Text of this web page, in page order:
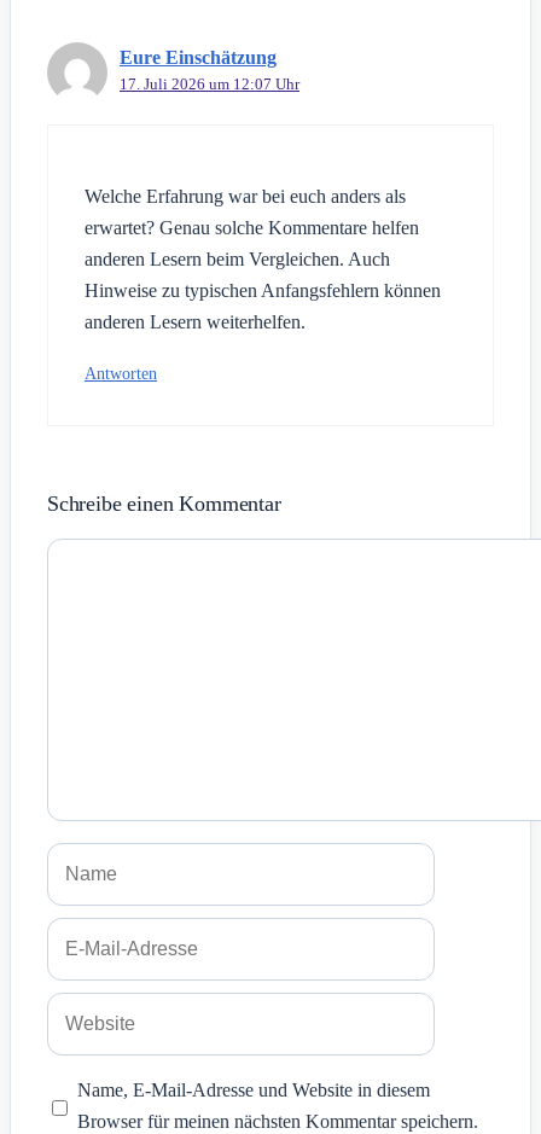
Eure Einschätzung
17. Juli 2026 um 12:07 Uhr
Welche Erfahrung war bei euch anders als
erwartet? Genau solche Kommentare helfen
anderen Lesern beim Vergleichen. Auch
Hinweise zu typischen Anfangsfehlern können
anderen Lesern weiterhelfen.
Antworten
Schreibe einen Kommentar
Kommentar
Name
E-
Adresse
Website
Name, E-Mail-Adresse und Website in diesem
Browser für meinen nächsten Kommentar speichern.